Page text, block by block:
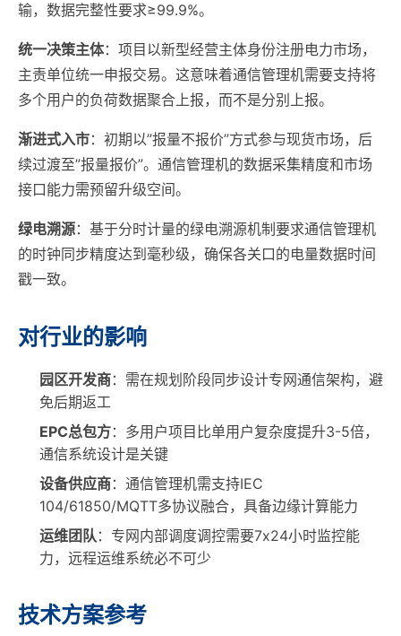
输，数据完整性要求≥99.9%。
统一决策主体：项目以新型经营主体身份注册电力市场，
主责单位统一申报交易。这意味着通信管理机需要支持将
多个用户的负荷数据聚合上报，而不是分别上报。
渐进式入市：初期以”报量不报价”方式参与现货市场，后
续过渡至”报量报价”。通信管理机的数据采集精度和市场
接口能力需预留升级空间。
绿电溯源：基于分时计量的绿电溯源机制要求通信管理机
的时钟同步精度达到毫秒级，确保各关口的电量数据时间
戳一致。
对行业的影响
园区开发商：需在规划阶段同步设计专网通信架构，避
免后期返工
EPC总包方：多用户项目比单用户复杂度提升3-5倍，
通信系统设计是关键
设备供应商：通信管理机需支持IEC
104/61850/MQTT多协议融合，具备边缘计算能力
运维团队：专网内部调度调控需要7x24小时监控能
力，远程运维系统必不可少
技术方案参考